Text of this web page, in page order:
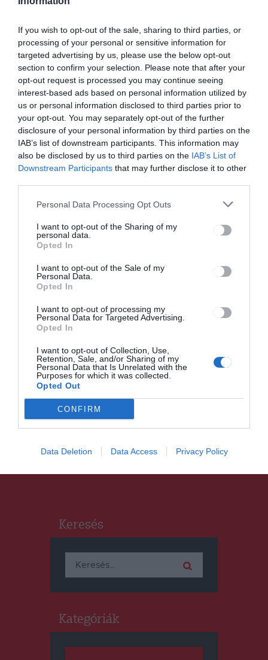
If you wish to opt-out of the sale, sharing to third parties, or
processing of your personal or sensitive information for
targeted advertising by us, please use the below opt-out
section to confirm your selection. Please note that after your
opt-out request is processed you may continue seeing
interest-based ads based on personal information utilized by
us or personal information disclosed to third parties prior to
your opt-out. You may separately opt-out of the further
disclosure of your personal information by third parties on the
IAB’s list of downstream participants. This information may
also be disclosed by us to third parties on the IAB’s List of
Downstream Participants that may further disclose it to other
Personal Data Processing Opt Outs
I want to opt-out of the Sharing of my
personal data.
Opted In
I want to opt-out of the Sale of my
Personal Data.
Opted In
I want to opt-out of processing my
Personal Data for Targeted Advertising.
Opted In
I want to opt-out of Collection, Use,
Retention, Sale, and/or Sharing of my
Personal Data that Is Unrelated with the
Purposes for which it was collected.
Opted Out
CONFIRM
Data Deletion Data Access Privacy Policy
Bejegyzés
navigáció
ELŐZŐ
BEJEGYZÉS
Szünetel a
kisvonat
KÖVETKEZŐ
BEJEGYZÉS
Két év után
újra
pályázhatna
az egyházak
megyei
támogatásra
Ez is érdekelheti
HÍRLISTA
Büntetni fogják az agresszív
sofőröket
HÍRLISTA
Eltörölték a sugásfürdői
belépőjegyeket
Keresés
Keresés:
Kategóriák